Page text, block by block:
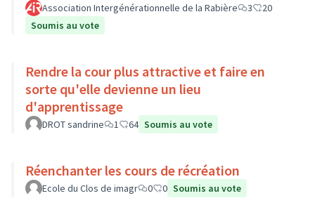
Association Intergénérationnelle de la Rabière 3
20
Soumis au vote
Rendre la cour plus attractive et faire en
sorte qu'elle devienne un lieu
d'apprentissage
DROT sandrine 1 64 Soumis au vote
Réenchanter les cours de récréation
Ecole du Clos de imagr 0 0 Soumis au vote